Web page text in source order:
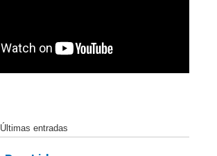
Últimas entradas